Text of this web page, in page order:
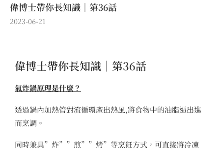
偉博士帶你長知識｜第36話
2023-06-21
偉博士帶你長知識｜第36話
氣炸鍋原理是什麼？
透過鍋內加熱管對流循環產出熱風,將食物中的油脂逼出進
而烹調。
同時兼具”炸””煎””烤”等烹飪方式，可直接將冷凍